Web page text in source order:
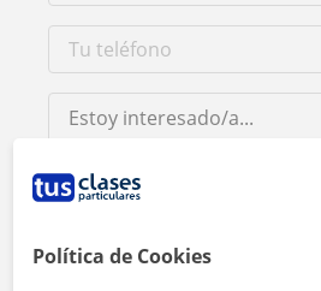
Al hacer clic, aceptas nuestro
Política de Cookies